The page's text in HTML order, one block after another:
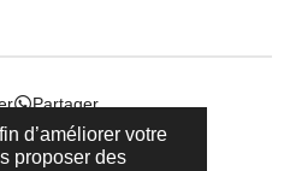
d’améliorer votre
proposer des
Partager